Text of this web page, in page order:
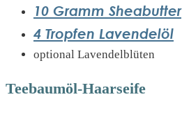
10 Gramm Sheabutter
4 Tropfen Lavendelöl
optional Lavendelblüten
Teebaumöl-Haarseife